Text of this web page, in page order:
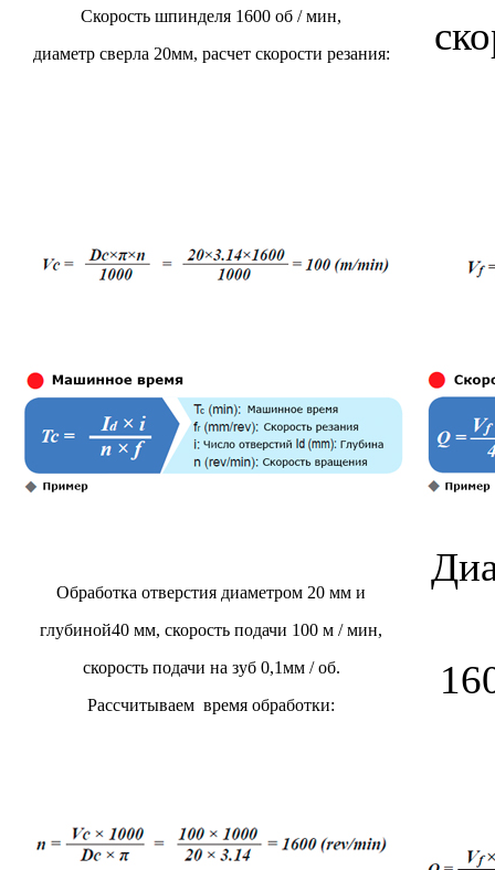
Скорость шпинделя 1600 об / мин,
диаметр сверла 20мм, расчет скорости резания:
Обработка отверстия диаметром 20 мм и
глубиной40 мм, скорость подачи 100 м / мин,
скорость подачи на зуб 0,1мм / об.
Рассчитываем время обработки: